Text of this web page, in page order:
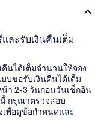
ละรับเงินคืนเต็ม
นได้เต็มจำนวนให้จอง
บขอรับเงินคืนได้เต็ม
า 2-3 วันก่อนวันเช็กอิน
กรุณาตรวจสอบ
เพื่อดูข้อกำหนดและ